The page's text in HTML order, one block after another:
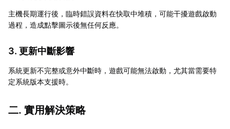
主機長期運行後，臨時錯誤資料在快取中堆積，可能干擾遊戲啟動
過程，造成點擊圖示後無任何反應。
3. 更新中斷影響
系統更新不完整或意外中斷時，遊戲可能無法啟動，尤其當需要特
定系統版本支援時。
二. 實用解決策略